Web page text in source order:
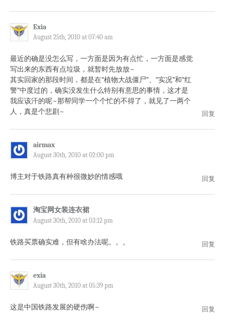
Exia
August 25th, 2010 at 07:40 am
最近的确是没怎么写，一方面是因为有点忙，一方面是感觉
写出来的东西有点垃圾，就暂时先放放~
其实回家的那段时间，都是在“植物大战僵尸”、“实况”和“红
警”中度过的，确实没发生什么特别有意思的事情，这才是
我应该汗的呢~那帮同学一个个忙的不得了，就见了一两个
人，真是个悲剧~
回复
airmax
August 30th, 2010 at 02:00 pm
博主对于铁路真有种很微妙的情感哦 回复
淘宝网女装连衣裙
August 30th, 2010 at 03:12 pm
铁路买票确实难，但有啥办法呢。。。 回复
exia
August 30th, 2010 at 05:39 pm
这是中国铁路发展的硬伤啊~ 回复